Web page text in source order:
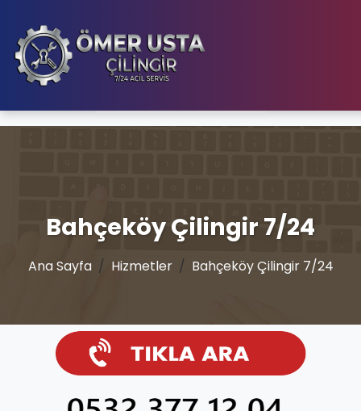
Bahçeköy Çilingir 7/24
Ana Sayfa Hizmetler Bahçeköy Çilingir 7/24